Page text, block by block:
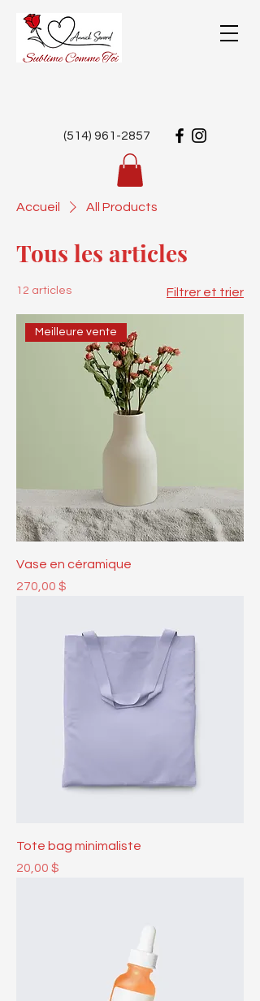
(514) 961-2857
Accueil All Products
Tous les articles
12 articles Filtrer et trier
Meilleure vente
Vase en céramique
Prix
270,00 $
Tote bag minimaliste
Prix
20,00 $